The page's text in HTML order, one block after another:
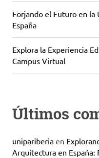
Forjando el Futuro en la
España
Explora la Experiencia
Campus Virtual
Últimos
unipariberia en
Arquitectura en España: